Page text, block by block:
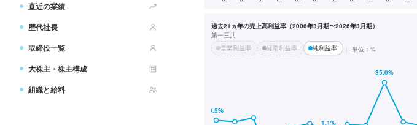
直近の業績
歴代社長
取締役一覧
大株主・株主構成
組織と給料
過去21ヵ年の売上高利益率（2006年3月期〜2026年3月期）
第一三共
営業利益率
経常利益率 純利益率 単位：%